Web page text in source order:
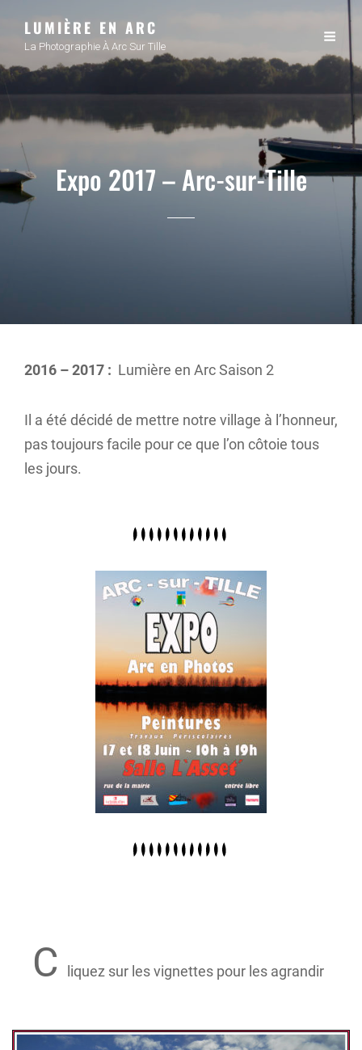
LUMIÈRE EN ARC
La Photographie À Arc Sur Tille
Expo 2017 – Arc-sur-Tille
2016 – 2017 : Lumière en Arc Saison 2
Il a été décidé de mettre notre village à l’honneur,
pas toujours facile pour ce que l’on côtoie tous
les jours.
C liquez sur les vignettes pour les agrandir